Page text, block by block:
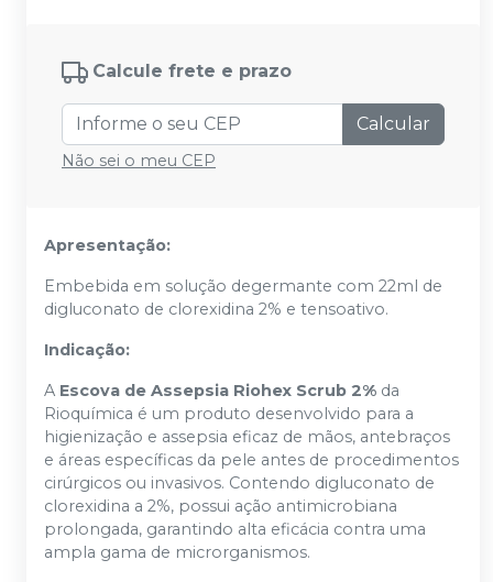
Calcule frete e prazo
Calcular
Não sei o meu CEP
Apresentação:
Embebida em solução degermante com 22ml de
digluconato de clorexidina 2% e tensoativo.
Indicação:
A Escova de Assepsia Riohex Scrub 2% da
Rioquímica é um produto desenvolvido para a
higienização e assepsia eficaz de mãos, antebraços
e áreas específicas da pele antes de procedimentos
cirúrgicos ou invasivos. Contendo digluconato de
clorexidina a 2%, possui ação antimicrobiana
prolongada, garantindo alta eficácia contra uma
ampla gama de microrganismos.